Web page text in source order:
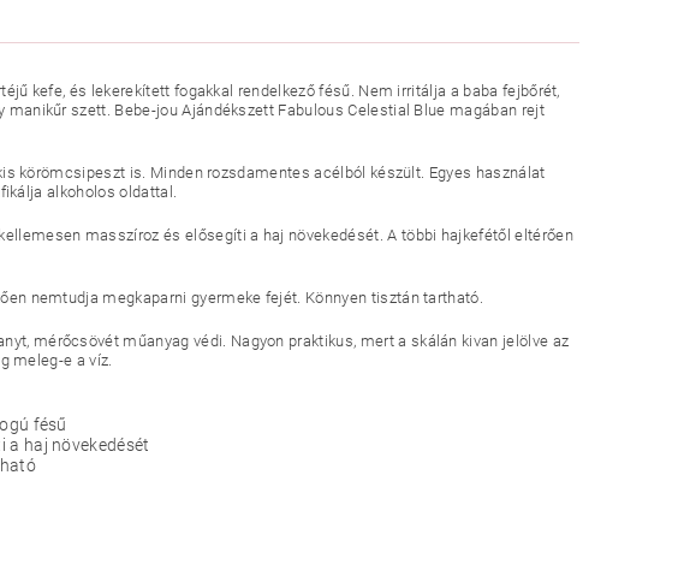
kefe, és lekerekített fogakkal rendelkező fésű. Nem irritálja a baba fejbőrét,
szett. Bebe-jou Ajándékszett Fabulous Celestial Blue magában rejt
körömcsipeszt is. Minden rozsdamentes acélból készült. Egyes használat
alkoholos oldattal.
masszíroz és elősegíti a haj növekedését. A többi hajkefétől eltérően
nemtudja megkaparni gyermeke fejét. Könnyen tisztán tartható.
mérőcsövét műanyag védi. Nagyon praktikus, mert a skálán kivan jelölve az
meleg-e a víz.
fésű
a haj növekedését